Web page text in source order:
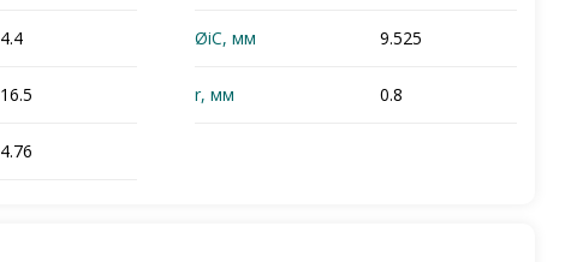
4.4 ØiC, мм 9.525
16.5 r, мм 0.8
4.76